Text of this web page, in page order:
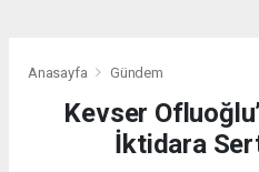
Anasayfa Gündem
Kevser
İktidara